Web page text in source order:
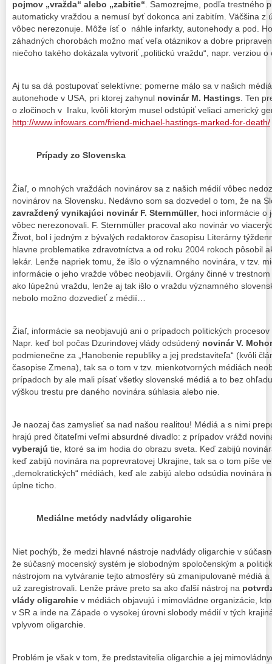
pojmov „vražda“ alebo „zabitie“ . Samozrejme, podľa trestného
automaticky vraždou a nemusí byť dokonca ani zabitím. Väčšina z
vôbec nerezonuje. Môže ísť o náhle infarkty, autonehody a pod.
záhadných chorobách možno mať veľa otáznikov a dobre
niečoho takého dokázala vytvoriť „politickú vraždu“, napr. verziou o
Aj tu sa dá postupovať selektívne: pomerne málo sa v našich
autonehode v USA, pri ktorej zahynul novinár M. Hastings . Ten
o zločinoch v Iraku, kvôli ktorým musel odstúpiť veliaci americký
http://www.infowars.com/friend-michael-hastings-marked-for-death/
Prípady zo Slovenska
Žiaľ, o mnohých vraždách novinárov sa z našich médií vôbec
novinárov na Slovensku. Nedávno som sa dozvedel o tom, že na
zavraždený vynikajúci novinár F. Sternmüller, hoci informácie o
vôbec nerezonovali. F. Sternmüller pracoval ako novinár vo
Život, bol i jedným z bývalých redaktorov časopisu Literárny
hlavne problematike zdravotníctva a od roku 2004 rokoch pôsobil
lekár. Lenže napriek tomu, že išlo o významného novinára, v tzv.
informácie o jeho vražde vôbec neobjavili. Orgány činné v
ako lúpežnú vraždu, lenže aj tak išlo o vraždu významného
nebolo možno dozvedieť z médií…
Žiaľ, informácie sa neobjavujú ani o prípadoch politických
Napr. keď bol počas Dzurindovej vlády odsúdený novinár V.
podmienečne za „Hanobenie republiky a jej predstaviteľa“ (kvôli
časopise Zmena), tak sa o tom v tzv. mienkotvorných médiách
prípadoch by ale mali písať všetky slovenské médiá a to bez
výškou trestu pre daného novinára súhlasia alebo nie.
Je naozaj čas zamyslieť sa nad našou realitou! Médiá a s nimi
hrajú pred čitateľmi veľmi absurdné divadlo: z prípadov vrážd
vyberajú tie, ktoré sa im hodia do obrazu sveta. Keď zabijú
keď zabijú novinára na poprevratovej Ukrajine, tak sa o tom píše
„demokratických“ médiách, keď ale zabijú alebo odsúdia novinára
úplne ticho.
Mediálne metódy nadvlády oligarchie
Niet pochýb, že medzi hlavné nástroje nadvlády oligarchie v
že súčasný mocenský systém je slobodným spoločenským a
nástrojom na vytváranie tejto atmosféry sú zmanipulované médiá
už zaregistrovali. Lenže práve preto sa ako ďalší nástroj na
vlády oligarchie v médiách objavujú i mimovládne organizácie,
v SR a inde na Západe o vysokej úrovni slobody médií v tých
vplyvom oligarchie.
Problém je však v tom, že predstavitelia oligarchie a jej